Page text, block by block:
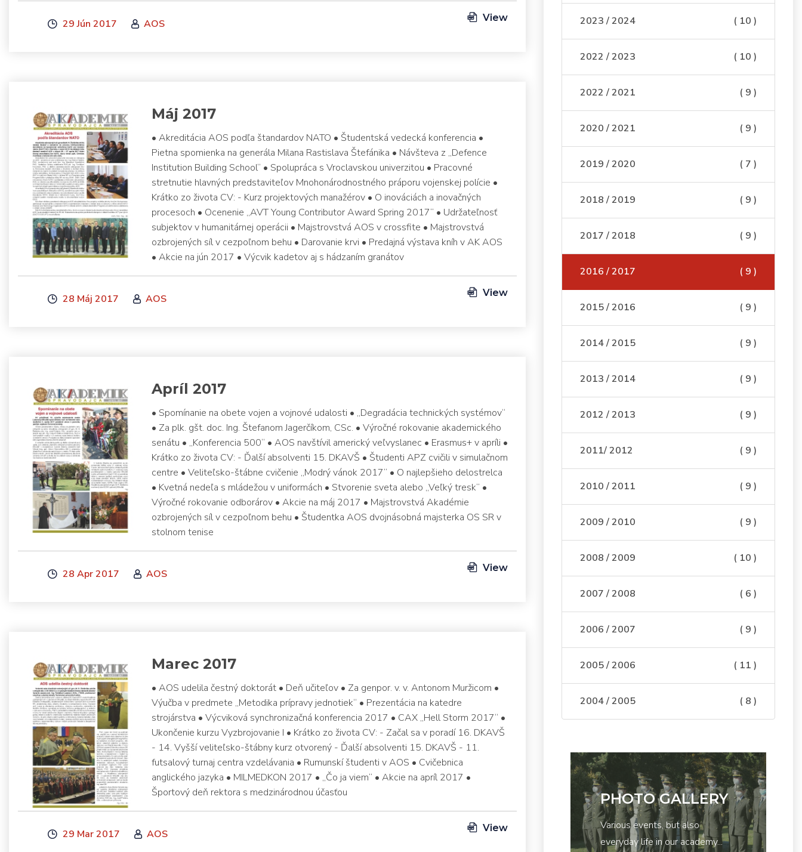
29 Jún 2017 AOS View
Máj 2017
• Akreditácia AOS podľa štandardov NATO • Študentská vedecká konferencia •
Pietna spomienka na generála Milana Rastislava Štefánika • Návšteva z „Defence
Institution Building School“ • Spolupráca s Vroclavskou univerzitou • Pracovné
stretnutie hlavných predstaviteľov Mnohonárodnostného práporu vojenskej polície •
Krátko zo života CV: - Kurz projektových manažérov • O inováciách a inovačných
procesoch • Ocenenie „AVT Young Contributor Award Spring 2017“ • Udržateľnosť
subjektov v humanitárnej operácii • Majstrovstvá AOS v crossfite • Majstrovstvá
ozbrojených síl v cezpoľnom behu • Darovanie krvi • Predajná výstava kníh v AK AOS
• Akcie na jún 2017 • Výcvik kadetov aj s hádzaním granátov
28 Máj 2017 AOS View
Apríl 2017
• Spomínanie na obete vojen a vojnové udalosti • „Degradácia technických systémov“
• Za plk. gšt. doc. Ing. Štefanom Jagerčíkom, CSc. • Výročné rokovanie akademického
senátu • „Konferencia 500“ • AOS navštívil americký veľvyslanec • Erasmus+ v apríli •
Krátko zo života CV: - Ďalší absolventi 15. DKAVŠ • Študenti APZ cvičili v simulačnom
centre • Veliteľsko-štábne cvičenie „Modrý vánok 2017“ • O najlepšieho delostrelca
• Kvetná nedeľa s mládežou v uniformách • Stvorenie sveta alebo „Veľký tresk“ •
Výročné rokovanie odborárov • Akcie na máj 2017 • Majstrovstvá Akadémie
ozbrojených síl v cezpoľnom behu • Študentka AOS dvojnásobná majsterka OS SR v
stolnom tenise
28 Apr 2017 AOS View
Marec 2017
• AOS udelila čestný doktorát • Deň učiteľov • Za genpor. v. v. Antonom Muržicom •
Výučba v predmete „Metodika prípravy jednotiek“ • Prezentácia na katedre
strojárstva • Výcviková synchronizačná konferencia 2017 • CAX „Hell Storm 2017“ •
Ukončenie kurzu Vyzbrojovanie I • Krátko zo života CV: - Začal sa v poradí 16. DKAVŠ
- 14. Vyšší veliteľsko-štábny kurz otvorený - Ďalší absolventi 15. DKAVŠ - 11.
futsalový turnaj centra vzdelávania • Rumunskí študenti v AOS • Cvičebnica
anglického jazyka • MILMEDKON 2017 • „Čo ja viem“ • Akcie na apríl 2017 •
Športový deň rektora s medzinárodnou účasťou
29 Mar 2017 AOS View
2023 / 2024 ( 10 )
2022 / 2023 ( 10 )
2022 / 2021 ( 9 )
2020 / 2021 ( 9 )
2019 / 2020 ( 7 )
2018 / 2019 ( 9 )
2017 / 2018 ( 9 )
2016 / 2017 ( 9 )
2015 / 2016 ( 9 )
2014 / 2015 ( 9 )
2013 / 2014 ( 9 )
2012 / 2013 ( 9 )
2011/ 2012 ( 9 )
2010 / 2011 ( 9 )
2009 / 2010 ( 9 )
2008 / 2009 ( 10 )
2007 / 2008 ( 6 )
2006 / 2007 ( 9 )
2005 / 2006 ( 11 )
2004 / 2005 ( 8 )
PHOTO GALLERY
Various events, but also
everyday life in our academy...